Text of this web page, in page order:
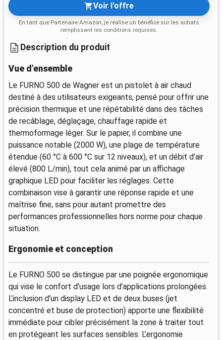
Voir l'offre
En tant que Partenaire Amazon, je réalise un bénéfice sur les achats
remplissant les conditions requises.
Description du produit
Vue d’ensemble
Le FURNO 500 de Wagner est un pistolet à air chaud
destiné à des utilisateurs exigeants, pensé pour offrir une
précision thermique et une répétabilité dans des tâches
de recâblage, déglaçage, chauffage rapide et
thermoformage léger. Sur le papier, il combine une
puissance notable (2000 W), une plage de température
étendue (60 °C à 600 °C sur 12 niveaux), et un débit d’air
élevé (800 L/min), tout cela animé par un affichage
graphique LED pour faciliter les réglages. Cette
combinaison vise à garantir une réponse rapide et une
maîtrise fine, sans pour autant promettre des
performances professionnelles hors norme pour chaque
situation.
Ergonomie et conception
Le FURNO 500 se distingue par une poignée ergonomique
qui vise le confort d’usage lors d’applications prolongées.
L’inclusion d’un display LED et de deux buses (jet
concentré et buse de protection) apporte une flexibilité
immédiate pour cibler précisément la zone à traiter tout
en protégeant les surfaces sensibles. L’ergonomie